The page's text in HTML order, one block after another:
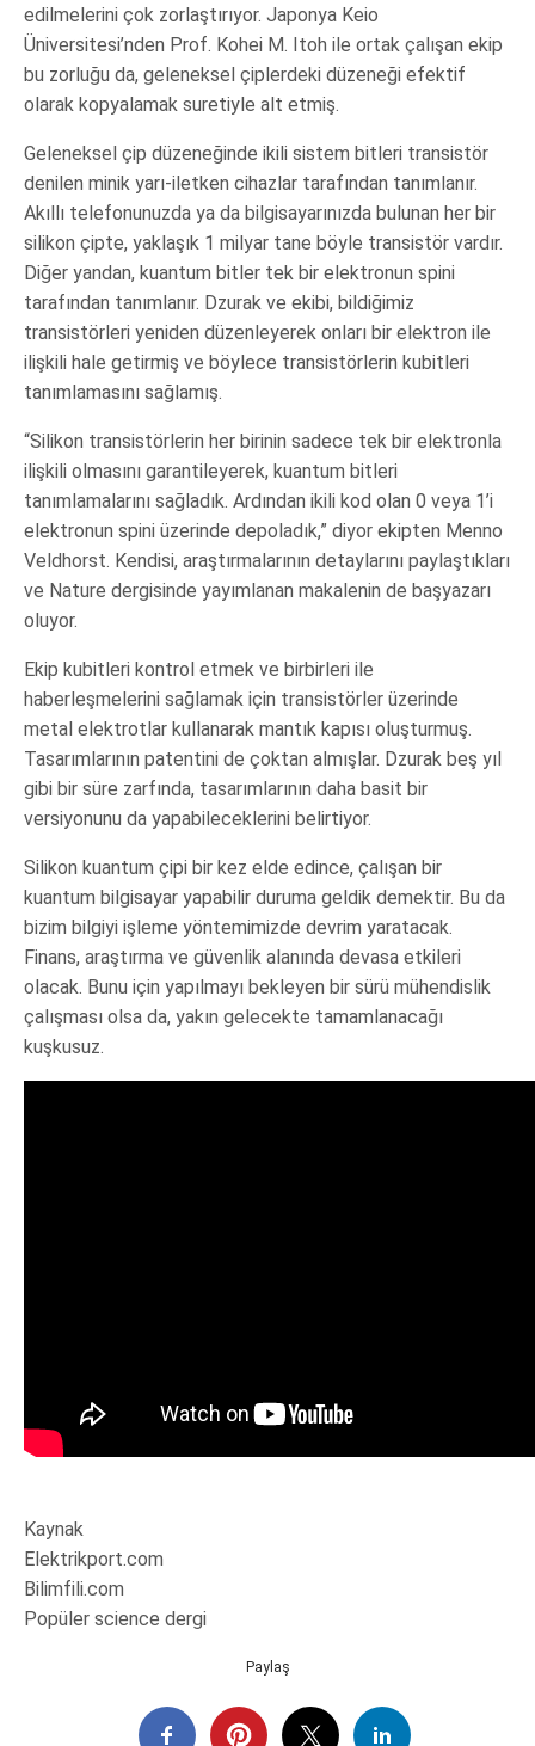
edilmelerini çok zorlaştırıyor. Japonya Keio
Üniversitesi’nden Prof. Kohei M. Itoh ile ortak çalışan ekip
bu zorluğu da, geleneksel çiplerdeki düzeneği efektif
olarak kopyalamak suretiyle alt etmiş.
Geleneksel çip düzeneğinde ikili sistem bitleri transistör
denilen minik yarı-iletken cihazlar tarafından tanımlanır.
Akıllı telefonunuzda ya da bilgisayarınızda bulunan her bir
silikon çipte, yaklaşık 1 milyar tane böyle transistör vardır.
Diğer yandan, kuantum bitler tek bir elektronun spini
tarafından tanımlanır. Dzurak ve ekibi, bildiğimiz
transistörleri yeniden düzenleyerek onları bir elektron ile
ilişkili hale getirmiş ve böylece transistörlerin kubitleri
tanımlamasını sağlamış.
“Silikon transistörlerin her birinin sadece tek bir elektronla
ilişkili olmasını garantileyerek, kuantum bitleri
tanımlamalarını sağladık. Ardından ikili kod olan 0 veya 1’i
elektronun spini üzerinde depoladık,” diyor ekipten Menno
Veldhorst. Kendisi, araştırmalarının detaylarını paylaştıkları
ve Nature dergisinde yayımlanan makalenin de başyazarı
oluyor.
Ekip kubitleri kontrol etmek ve birbirleri ile
haberleşmelerini sağlamak için transistörler üzerinde
metal elektrotlar kullanarak mantık kapısı oluşturmuş.
Tasarımlarının patentini de çoktan almışlar. Dzurak beş yıl
gibi bir süre zarfında, tasarımlarının daha basit bir
versiyonunu da yapabileceklerini belirtiyor.
Silikon kuantum çipi bir kez elde edince, çalışan bir
kuantum bilgisayar yapabilir duruma geldik demektir. Bu da
bizim bilgiyi işleme yöntemimizde devrim yaratacak.
Finans, araştırma ve güvenlik alanında devasa etkileri
olacak. Bunu için yapılmayı bekleyen bir sürü mühendislik
çalışması olsa da, yakın gelecekte tamamlanacağı
kuşkusuz.
Kaynak
Elektrikport.com
Bilimfili.com
Popüler science dergi
Paylaş